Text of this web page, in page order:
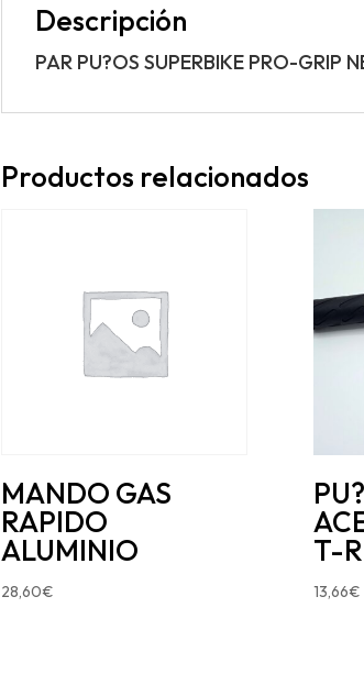
Descripción
PAR PU?OS SUPERBIKE PRO-GRIP
Productos relacionados
MANDO GAS
RAPIDO
ALUMINIO
28,60€
T-
13,66€